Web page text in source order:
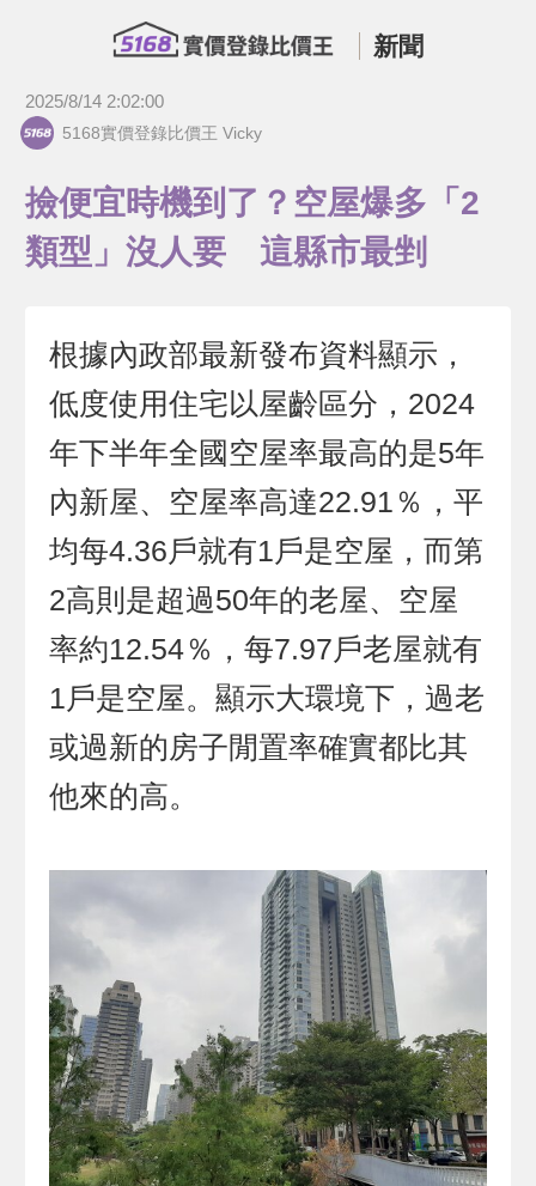
新聞
2025/8/14 2:02:00
5168實價登錄比價王 Vicky
撿便宜時機到了？空屋爆多「2
類型」沒人要 這縣市最剉
根據內政部最新發布資料顯示，
低度使用住宅以屋齡區分，2024
年下半年全國空屋率最高的是5年
內新屋、空屋率高達22.91％，平
均每4.36戶就有1戶是空屋，而第
2高則是超過50年的老屋、空屋
率約12.54％，每7.97戶老屋就有
1戶是空屋。顯示大環境下，過老
或過新的房子閒置率確實都比其
他來的高。